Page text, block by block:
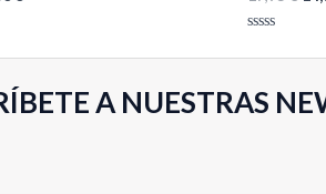
con
5
A NUESTRAS